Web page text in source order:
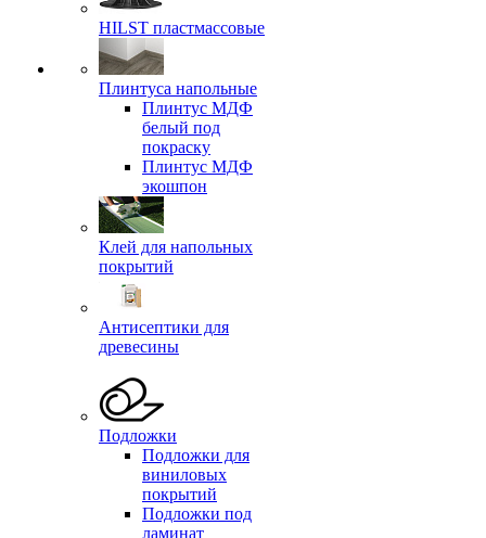
HILST пластмассовые
Плинтуса напольные
Плинтус МДФ
белый под
покраску
Плинтус МДФ
экошпон
Клей для напольных
покрытий
Антисептики для
древесины
Подложки
Подложки для
виниловых
покрытий
Подложки под
ламинат